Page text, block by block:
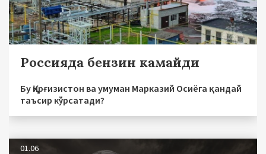
Россияда бензин камайди
Бу Қирғизистон ва умуман Марказий Осиёга қандай
таъсир кўрсатади?
01.06